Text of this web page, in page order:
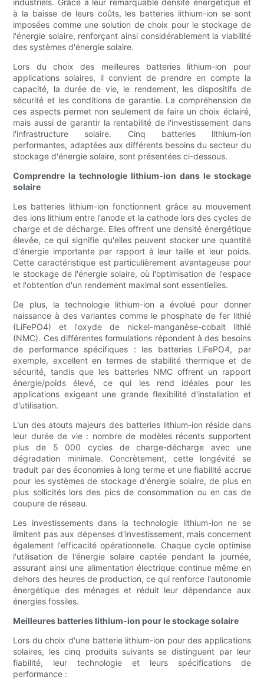
industriels. Grâce à leur remarquable densité énergétique et
à la baisse de leurs coûts, les batteries lithium-ion se sont
imposées comme une solution de choix pour le stockage de
l'énergie solaire, renforçant ainsi considérablement la viabilité
des systèmes d'énergie solaire.
Lors du choix des meilleures batteries lithium-ion pour
applications solaires, il convient de prendre en compte la
capacité, la durée de vie, le rendement, les dispositifs de
sécurité et les conditions de garantie. La compréhension de
ces aspects permet non seulement de faire un choix éclairé,
mais aussi de garantir la rentabilité de l'investissement dans
l'infrastructure solaire. Cinq batteries lithium-ion
performantes, adaptées aux différents besoins du secteur du
stockage d'énergie solaire, sont présentées ci-dessous.
Comprendre la technologie lithium-ion dans le stockage
solaire
Les batteries lithium-ion fonctionnent grâce au mouvement
des ions lithium entre l'anode et la cathode lors des cycles de
charge et de décharge. Elles offrent une densité énergétique
élevée, ce qui signifie qu'elles peuvent stocker une quantité
d'énergie importante par rapport à leur taille et leur poids.
Cette caractéristique est particulièrement avantageuse pour
le stockage de l'énergie solaire, où l'optimisation de l'espace
et l'obtention d'un rendement maximal sont essentielles.
De plus, la technologie lithium-ion a évolué pour donner
naissance à des variantes comme le phosphate de fer lithié
(LiFePO4) et l'oxyde de nickel-manganèse-cobalt lithié
(NMC). Ces différentes formulations répondent à des besoins
de performance spécifiques : les batteries LiFePO4, par
exemple, excellent en termes de stabilité thermique et de
sécurité, tandis que les batteries NMC offrent un rapport
énergie/poids élevé, ce qui les rend idéales pour les
applications exigeant une grande flexibilité d'installation et
d'utilisation.
L'un des atouts majeurs des batteries lithium-ion réside dans
leur durée de vie : nombre de modèles récents supportent
plus de 5 000 cycles de charge-décharge avec une
dégradation minimale. Concrètement, cette longévité se
traduit par des économies à long terme et une fiabilité accrue
pour les systèmes de stockage d'énergie solaire, de plus en
plus sollicités lors des pics de consommation ou en cas de
coupure de réseau.
Les investissements dans la technologie lithium-ion ne se
limitent pas aux dépenses d'investissement, mais concernent
également l'efficacité opérationnelle. Chaque cycle optimise
l'utilisation de l'énergie solaire captée pendant la journée,
assurant ainsi une alimentation électrique continue même en
dehors des heures de production, ce qui renforce l'autonomie
énergétique des ménages et réduit leur dépendance aux
énergies fossiles.
Meilleures batteries lithium-ion pour le stockage solaire
Lors du choix d'une batterie lithium-ion pour des applications
solaires, les cinq produits suivants se distinguent par leur
fiabilité, leur technologie et leurs spécifications de
performance :